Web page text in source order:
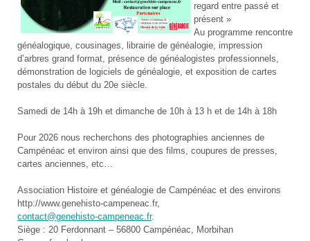
regard entre passé et
présent »
Au programme rencontre
généalogique, cousinages, librairie de généalogie, impression
d’arbres grand format, présence de généalogistes professionnels,
démonstration de logiciels de généalogie, et exposition de cartes
postales du début du 20e siècle.
Samedi de 14h à 19h et dimanche de 10h à 13 h et de 14h à 18h
Pour 2026 nous recherchons des photographies anciennes de
Campénéac et environ ainsi que des films, coupures de presses,
cartes anciennes, etc…
Association Histoire et généalogie de Campénéac et des environs
http://www.genehisto-campeneac.fr,
contact@genehisto-campeneac.fr.
Siège : 20 Ferdonnant – 56800 Campénéac, Morbihan